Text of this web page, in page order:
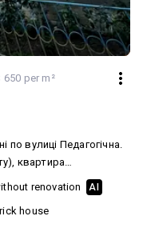
650 per m²
по вулиці Педагогічна.
квартира
цегляний будинок,
по плануванню 2
санвузол,
під свій дизайн.
renovation AI
house